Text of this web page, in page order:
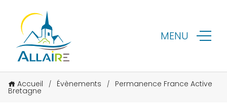
MENU
Accueil / Évènements / Permanence France Active
Bretagne